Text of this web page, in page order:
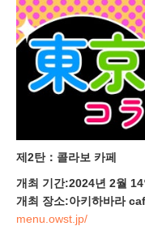
제2탄：콜라보 카페
개최 기간:2024년 2월
개최 장소:아키하바라
menu.owst.jp/